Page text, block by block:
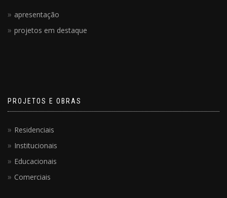
apresentação
projetos em destaque
PROJETOS E OBRAS
Residenciais
Institucionais
Educacionais
Comerciais